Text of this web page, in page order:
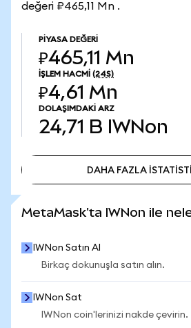
değeri ₽465,11 Mn .
PIYASA DEĞERI
₽465,11 Mn
İŞLEM HACMI (24S)
₽4,61 Mn
DOLAŞIMDAKI ARZ
24,71 B IWNon
DAHA FAZLA
MetaMask'ta IWNon ile
IWNon Satın Al
Birkaç dokunuşla satın alın.
IWNon Sat
IWNon coin'lerinizi nakde çevirin.